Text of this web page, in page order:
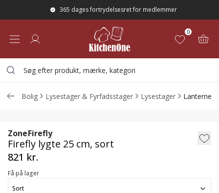
365 dages fortrydelsesret for medlemmer
0
Bolig Lysestager & Fyrfadsstager Lysestager Lanterne
Firefly lygte 25 cm, sort
ZoneFirefly
Firefly lygte 25 cm, sort
821 kr.
Få på lager
Sort